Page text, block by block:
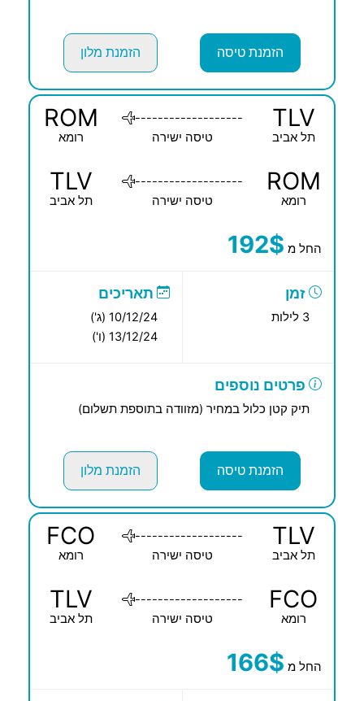
הזמנת טיסה הזמנת מלון
TLV
תל אביב
-------------------
טיסה ישירה
ROM
רומא
ROM
רומא
-------------------
טיסה ישירה
TLV
תל אביב
החל מ 192$
זמן
3 לילות
תאריכים
10/12/24 (ג')
13/12/24 (ו')
פרטים נוספים
תיק קטן כלול במחיר (מזוודה בתוספת תשלום)
הזמנת טיסה הזמנת מלון
TLV
תל אביב
-------------------
טיסה ישירה
FCO
רומא
FCO
רומא
-------------------
טיסה ישירה
TLV
תל אביב
החל מ 166$